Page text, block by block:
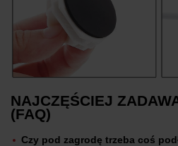
NAJCZĘŚCIEJ
(FAQ)
Czy pod zagrodę trzeba coś